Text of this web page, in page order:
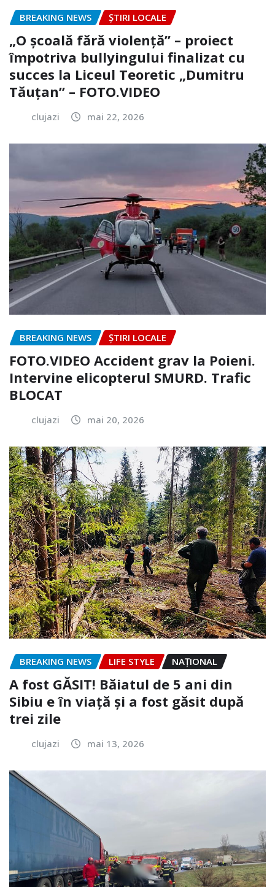
BREAKING NEWS ȘTIRI LOCALE
„O școală fără violență” – proiect
împotriva bullyingului finalizat cu
succes la Liceul Teoretic „Dumitru
Tăuțan” – FOTO.VIDEO
clujazi mai 22, 2026
BREAKING NEWS ȘTIRI LOCALE
FOTO.VIDEO Accident grav la Poieni.
Intervine elicopterul SMURD. Trafic
BLOCAT
clujazi mai 20, 2026
BREAKING NEWS LIFE STYLE NAŢIONAL
A fost GĂSIT! Băiatul de 5 ani din
Sibiu e în viață și a fost găsit după
trei zile
clujazi mai 13, 2026